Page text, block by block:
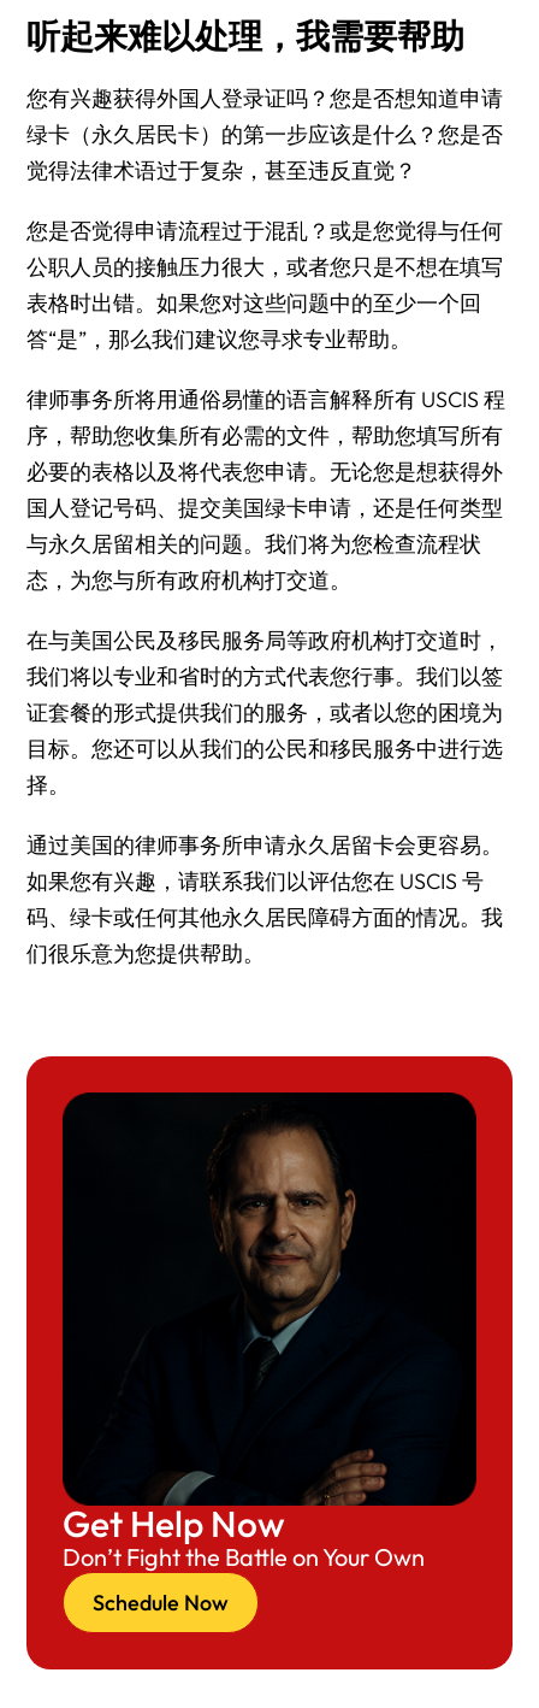
听起来难以处理，我需要帮助
您有兴趣获得外国人登录证吗？您是否想知道申请
绿卡（永久居民卡）的第一步应该是什么？您是否
觉得法律术语过于复杂，甚至违反直觉？
您是否觉得申请流程过于混乱？或是您觉得与任何
公职人员的接触压力很大，或者您只是不想在填写
表格时出错。如果您对这些问题中的至少一个回
答“是”，那么我们建议您寻求专业帮助。
律师事务所将用通俗易懂的语言解释所有 USCIS 程
序，帮助您收集所有必需的文件，帮助您填写所有
必要的表格以及将代表您申请。无论您是想获得外
国人登记号码、提交美国绿卡申请，还是任何类型
与永久居留相关的问题。我们将为您检查流程状
态，为您与所有政府机构打交道。
在与美国公民及移民服务局等政府机构打交道时，
我们将以专业和省时的方式代表您行事。我们以签
证套餐的形式提供我们的服务，或者以您的困境为
目标。您还可以从我们的公民和移民服务中进行选
择。
通过美国的律师事务所申请永久居留卡会更容易。
如果您有兴趣，请联系我们以评估您在 USCIS 号
码、绿卡或任何其他永久居民障碍方面的情况。我
们很乐意为您提供帮助。
Get Help Now
Don’t Fight the Battle on Your Own
Schedule Now